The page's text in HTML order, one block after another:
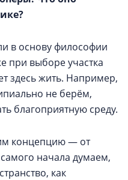
в основу философии
при выборе участка
здесь жить. Например,
не берём,
благоприятную среду.
концепцию — от
начала думаем,
как